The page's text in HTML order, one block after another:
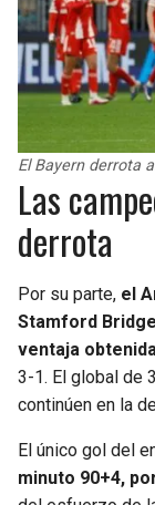
El Bayern derrota
Las
derrota
Por su parte, el
Stamford
ventaja
3-1. El global de
continúen en la
El único gol del
minuto 90+4,